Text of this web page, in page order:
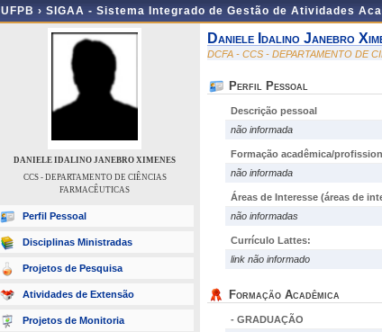
UFPB › SIGAA - Sistema Integrado de Gestão de Atividades
DANIELE IDALINO JANEBRO XIMENES
CCS - DEPARTAMENTO DE CIÊNCIAS
FARMACÊUTICAS
Perfil Pessoal
Disciplinas Ministradas
Projetos de Pesquisa
Atividades de Extensão
Projetos de Monitoria
Daniele Idalino Janebro
DCFA - CCS - DEPARTAMENTO DE
Perfil Pessoal
Descrição pessoal
não informada
Formação acadêmica/
não informada
Áreas de Interesse (áreas de
não informadas
Currículo Lattes:
link não informado
Formação Acadêmica
- GRADUAÇÃO